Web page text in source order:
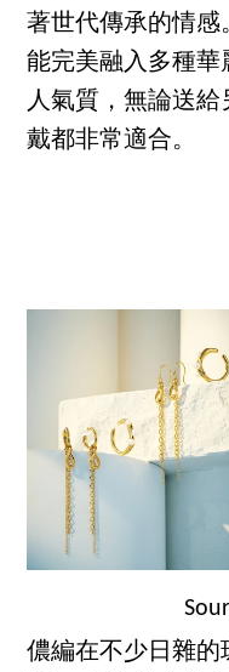
著世代傳承的情
能完美融入多種華
人氣質，無論送
戴都非常適合。
儂編在不少日雜